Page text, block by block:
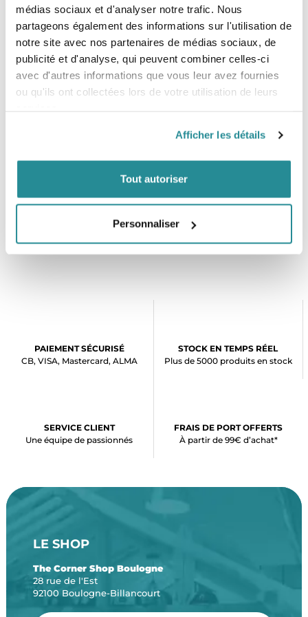
médias sociaux et d'analyser notre trafic. Nous
partageons également des informations sur l'utilisation de
notre site avec nos partenaires de médias sociaux, de
publicité et d'analyse, qui peuvent combiner celles-ci
avec d'autres informations que vous leur avez fournies
ou qu'ils ont collectées lors de votre utilisation de leurs
Afficher les détails
Tout autoriser
Personnaliser
- Mousse poids plume
- Fermeture à glissière YKK
- Doublure TrueFit
Tailles
PAIEMENT SÉCURISÉ
CB, VISA, Mastercard, ALMA
STOCK EN TEMPS RÉEL
Plus de 5000 produits en stock
SERVICE CLIENT
Une équipe de passionnés
FRAIS DE PORT OFFERTS
À partir de 99€ d’achat*
LE SHOP
The Corner Shop Boulogne
28 rue de l'Est
92100 Boulogne-Billancourt